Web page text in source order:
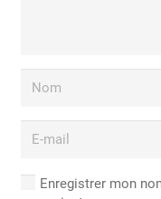
Enregistrer mon